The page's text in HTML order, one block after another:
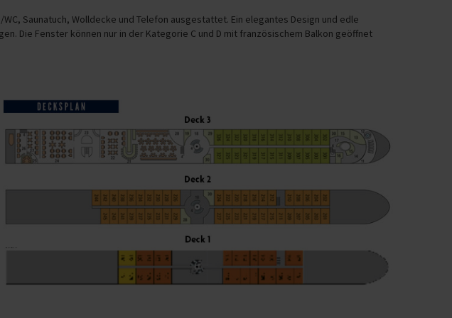
Saunatuch, Wolldecke und Telefon ausgestattet. Ein elegantes Design und edle
Die Fenster können nur in der Kategorie C und D mit französischem Balkon geöffnet